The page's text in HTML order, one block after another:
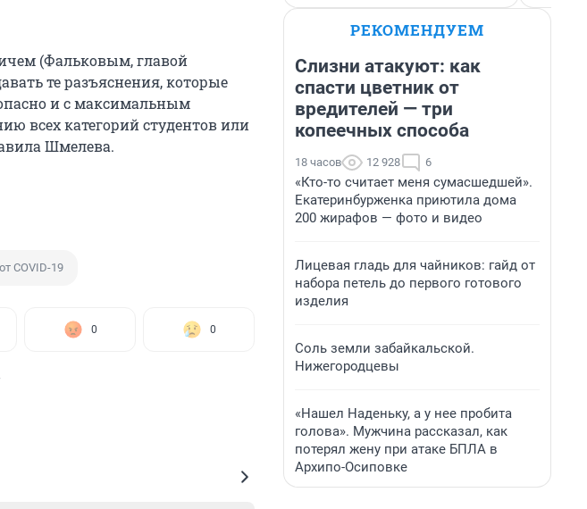
(Фальковым, главой
те разъяснения, которые
и с максимальным
всех категорий студентов или
Шмелева.
COVID-19
0 0
РЕКОМЕНДУЕМ
Слизни атакуют: как
спасти цветник от
вредителей — три
копеечных способа
18 часов 12 928 6
«Кто-то считает меня сумасшедшей».
Екатеринбурженка приютила дома
200 жирафов — фото и видео
Лицевая гладь для чайников: гайд от
набора петель до первого готового
изделия
Соль земли забайкальской.
Нижегородцевы
«Нашел Наденьку, а у нее пробита
голова». Мужчина рассказал, как
потерял жену при атаке БПЛА в
Архипо-Осиповке